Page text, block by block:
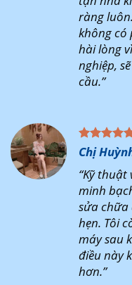
ràng
không có
hài lòng
nghiệp,
cầu.”
Chị
“Kỹ
minh
sửa chữa
hẹn. Tôi
máy sau
điều này
hơn.”